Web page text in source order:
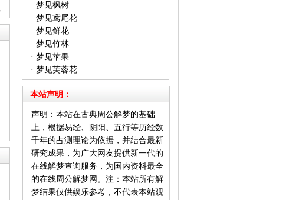
· 梦见枫树
· 梦见鸢尾花
· 梦见鲜花
· 梦见竹林
· 梦见苹果
· 梦见芙蓉花
本站声明：
声明：本站在古典周公解梦的基础
上，根据易经、阴阳、五行等历经数
千年的占测理论为依据，并结合最新
研究成果，为广大网友提供新一代的
在线解梦查询服务，为国内资料最全
的在线周公解梦网。注：本站所有解
梦结果仅供娱乐参考，不代表本站观